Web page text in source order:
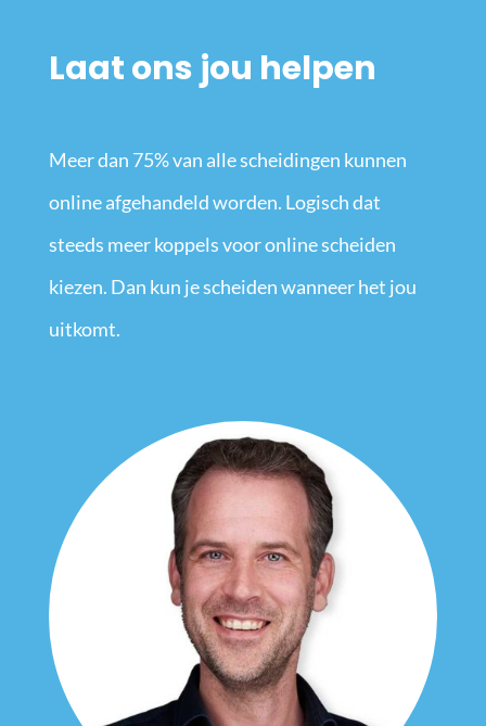
Laat ons jou helpen
Meer dan 75% van alle scheidingen kunnen
online afgehandeld worden. Logisch dat
steeds meer koppels voor online scheiden
kiezen. Dan kun je scheiden wanneer het jou
uitkomt.